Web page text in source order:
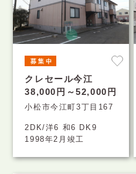
クレセール今江
38,000円～52,000円
小松市今江町3丁目167
2DK/洋6 和6 DK9
1998年2月竣工